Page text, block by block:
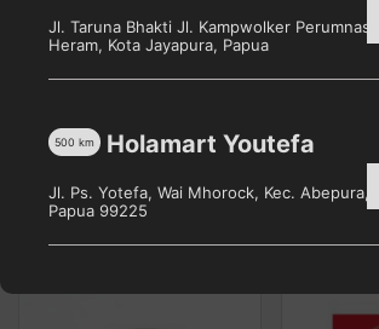
Pilih toko untuk melihat
Detail
Box 750g
Pilih
harga
Jl. Taruna Bhakti Jl. Kampwolker Perumnas
Heram, Kota Jayapura, Papua
Holamart Youtefa
500 km
Jl. Ps. Yotefa, Wai Mhorock, Kec. Abepura,
Papua 99225